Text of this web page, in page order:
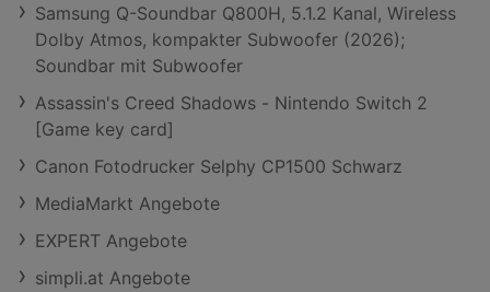
Samsung Q-Soundbar Q800H, 5.1.2 Kanal, Wireless
Dolby Atmos, kompakter Subwoofer (2026);
Soundbar mit Subwoofer
Assassin's Creed Shadows - Nintendo Switch 2
[Game key card]
Canon Fotodrucker Selphy CP1500 Schwarz
MediaMarkt Angebote
EXPERT Angebote
simpli.at Angebote